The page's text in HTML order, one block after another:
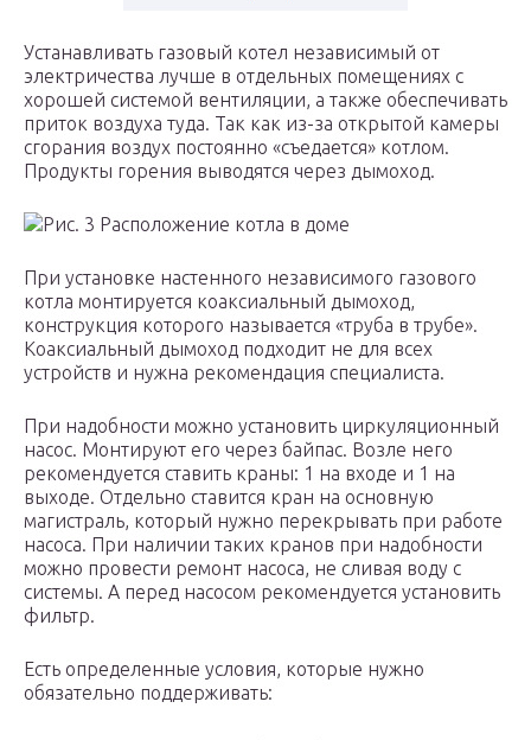
Устанавливать газовый котел независимый от
электричества лучше в отдельных помещениях с
хорошей системой вентиляции, а также обеспечивать
приток воздуха туда. Так как из-за открытой камеры
сгорания воздух постоянно «съедается» котлом.
Продукты горения выводятся через дымоход.
Рис. 3 Расположение котла в доме
При установке настенного независимого газового
котла монтируется коаксиальный дымоход,
конструкция которого называется «труба в трубе».
Коаксиальный дымоход подходит не для всех
устройств и нужна рекомендация специалиста.
При надобности можно установить циркуляционный
насос. Монтируют его через байпас. Возле него
рекомендуется ставить краны: 1 на входе и 1 на
выходе. Отдельно ставится кран на основную
магистраль, который нужно перекрывать при работе
насоса. При наличии таких кранов при надобности
можно провести ремонт насоса, не сливая воду с
системы. А перед насосом рекомендуется установить
фильтр.
Есть определенные условия, которые нужно
обязательно поддерживать: